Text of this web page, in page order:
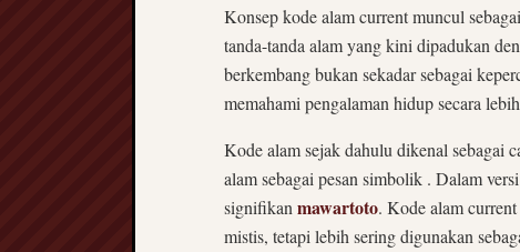
Konsep kode alam current muncul
tanda-tanda alam yang kini dipadukan
berkembang bukan sekadar sebagai
memahami pengalaman hidup secara
Kode alam sejak dahulu dikenal sebagai
alam sebagai pesan simbolik . Dalam
signifikan mawartoto. Kode alam
mistis, tetapi lebih sering digunakan